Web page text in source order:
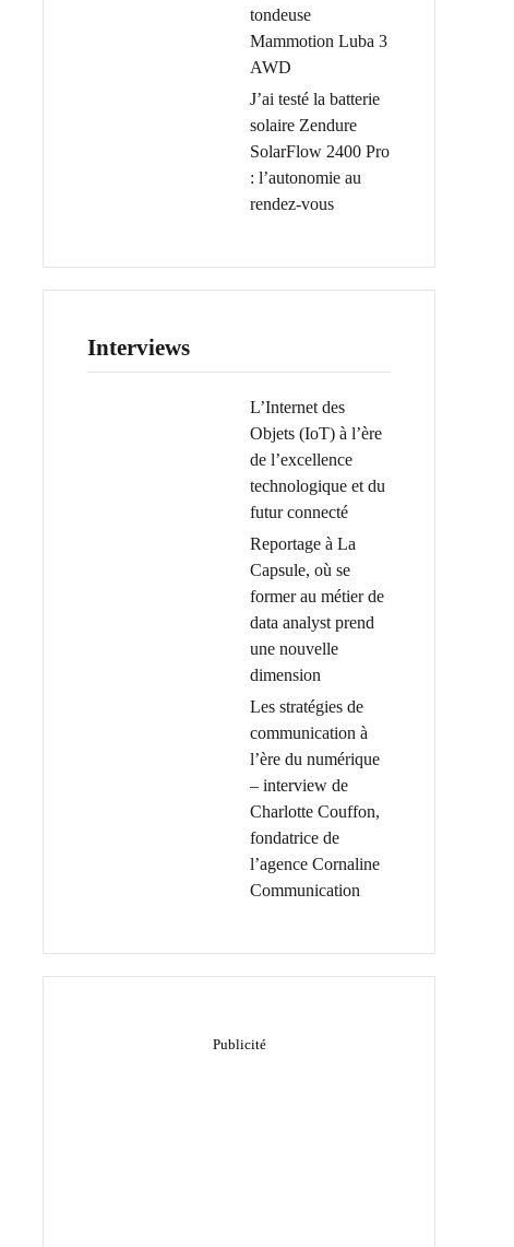
tondeuse
Mammotion Luba 3
AWD
J’ai testé la batterie
solaire Zendure
SolarFlow 2400 Pro
: l’autonomie au
rendez-vous
Interviews
L’Internet des
Objets (IoT) à l’ère
de l’excellence
technologique et du
futur connecté
Reportage à La
Capsule, où se
former au métier de
data analyst prend
une nouvelle
dimension
Les stratégies de
communication à
l’ère du numérique
– interview de
Charlotte Couffon,
fondatrice de
l’agence Cornaline
Communication